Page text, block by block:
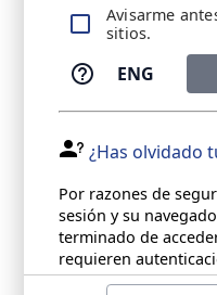
Avisarme
sitios.
ENG
¿Has olvidado
Por razones de
sesión y su
terminado de
requieren